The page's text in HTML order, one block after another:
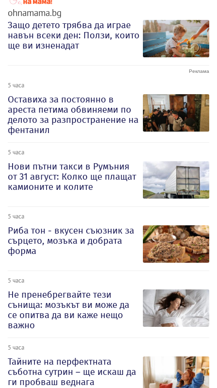
ohnamama.bg
Защо детето трябва да играе
навън всеки ден: Ползи, които
ще ви изненадат
5 часа
Оставиха за постоянно в
ареста петима обвиняеми по
делото за разпространение на
фентанил
5 часа
Нови пътни такси в Румъния
от 31 август: Колко ще плащат
камионите и колите
5 часа
Риба тон - вкусен съюзник за
сърцето, мозъка и добрата
форма
5 часа
Не пренебрегвайте тези
сънища: мозъкът ви може да
се опитва да ви каже нещо
важно
5 часа
Тайните на перфектната
съботна сутрин – ще искаш да
ги пробваш веднага